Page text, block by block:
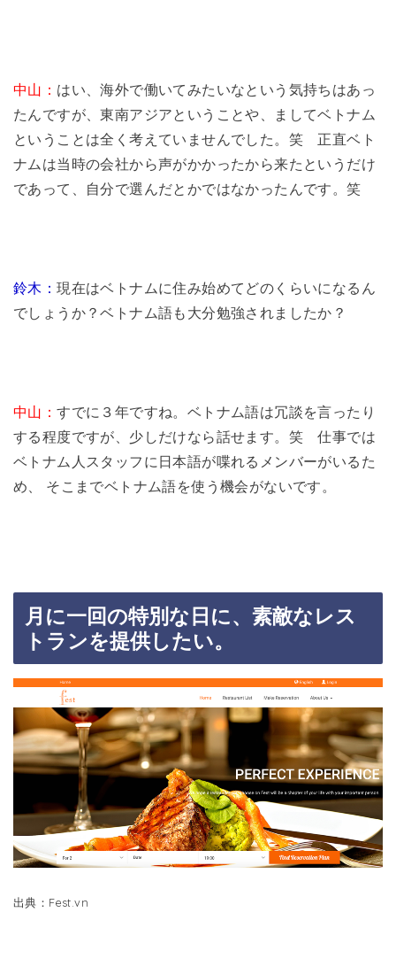
中山： はい、海外で働いてみたいなという気持ちはあっ
たんですが、東南アジアということや、ましてベトナム
ということは全く考えていませんでした。笑 正直ベト
ナムは当時の会社から声がかかったから来たというだけ
であって、自分で選んだとかではなかったんです。笑
鈴木：現在はベトナムに住み始めてどのくらいになるん
でしょうか？ベトナム語も大分勉強されましたか？
中山：すでに３年ですね。ベトナム語は冗談を言ったり
する程度ですが、少しだけなら話せます。笑 仕事では
ベトナム人スタッフに日本語が喋れるメンバーがいるた
め、 そこまでベトナム語を使う機会がないです。
月に一回の特別な日に、素敵なレス
トランを提供したい。
出典：Fest.vn